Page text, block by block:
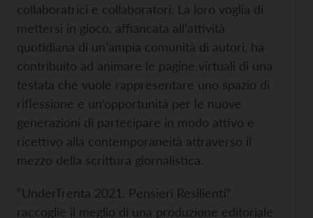
collaboratrici e collaboratori. La loro voglia di
mettersi in gioco, affiancata all’attività
quotidiana di un’ampia comunità di autori, ha
contribuito ad animare le pagine virtuali di una
testata che vuole rappresentare uno spazio di
riflessione e un’opportunità per le nuove
generazioni di partecipare in modo attivo e
ricettivo alla contemporaneità attraverso il
mezzo della scrittura giornalistica.
“UnderTrenta 2021. Pensieri Resilienti”
raccoglie il meglio di una produzione editoriale